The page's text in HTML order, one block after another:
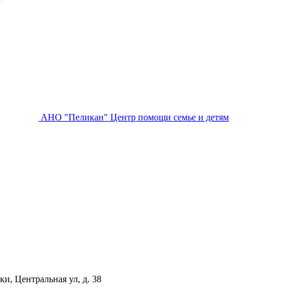
АНО "Пеликан" Центр помощи семье и детям
Центральная ул, д. 38